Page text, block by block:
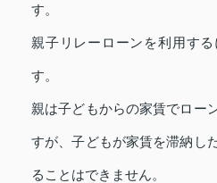
す。
親子リレーローンを利用す
す。
親は子どもからの家賃でロー
すが、子どもが家賃を滞納し
ることはできません。